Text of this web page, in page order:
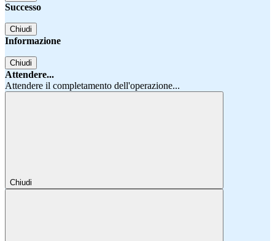
Successo
Chiudi
Informazione
Chiudi
Attendere...
Attendere il completamento dell'operazione...
Chiudi